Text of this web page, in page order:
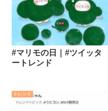
#マリモの日｜#ツイッタ
ートレンド
トレンド